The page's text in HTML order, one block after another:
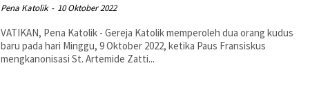
Pena Katolik - 10 Oktober 2022
VATIKAN, Pena Katolik - Gereja Katolik memperoleh dua orang kudus
baru pada hari Minggu, 9 Oktober 2022, ketika Paus Fransiskus
mengkanonisasi St. Artemide Zatti...